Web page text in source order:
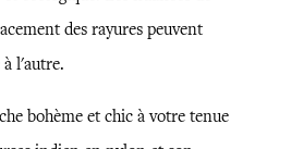
des rayures peuvent
l'autre.
bohème et chic à votre tenue